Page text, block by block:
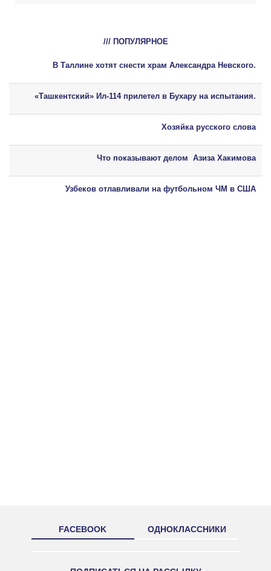
/// ПОПУЛЯРНОЕ
В Таллине хотят снести храм Александра Невского.
«Ташкентский» Ил-114 прилетел в Бухару на испытания.
Хозяйка русского слова
Что показывают делом Азиза Хакимова
Узбеков отлавливали на футбольном ЧМ в США
FACEBOOK ОДНОКЛАССНИКИ